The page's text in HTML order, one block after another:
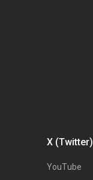
X (Twitter)
YouTube